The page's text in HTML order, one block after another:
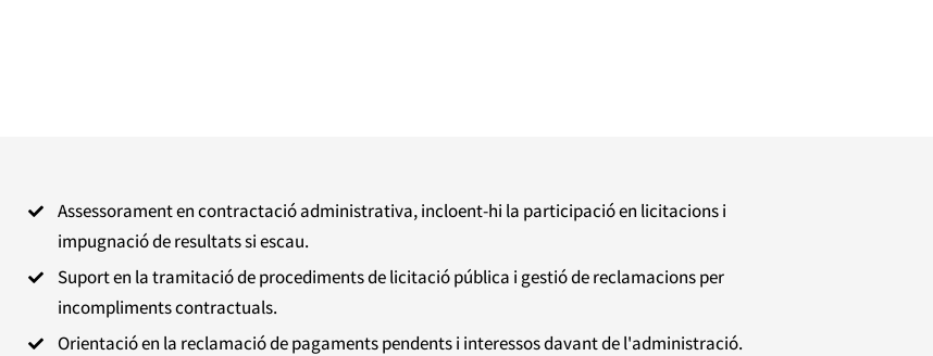

Assessorament en contractació administrativa, incloent-hi la participació en licitacions i
impugnació de resultats si escau.

Suport en la tramitació de procediments de licitació pública i gestió de reclamacions per
incompliments contractuals.
 Orientació en la reclamació de pagaments pendents i interessos davant de l'administració.